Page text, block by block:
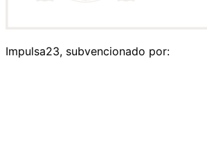
Impulsa23, subvencionado por: